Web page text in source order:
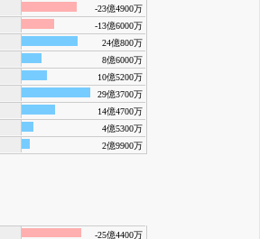
-23億4900万
-13億6000万
24億800万
8億6000万
10億5200万
29億3700万
14億4700万
4億5300万
2億9900万
-25億4400万